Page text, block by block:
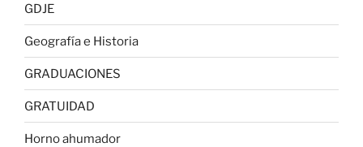
GDJE
Geografía e Historia
GRADUACIONES
GRATUIDAD
Horno ahumador